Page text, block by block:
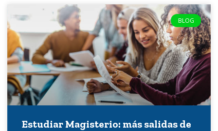
BLOG
Estudiar Magisterio: más salidas de